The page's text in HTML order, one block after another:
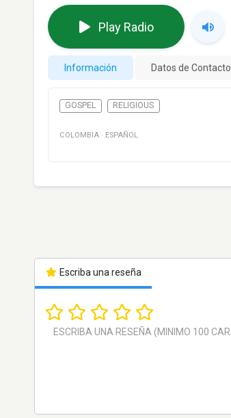
Play Radio
Información Datos de Contacto
GOSPEL RELIGIOUS
COLOMBIA · ESPAÑOL
Escriba una reseña